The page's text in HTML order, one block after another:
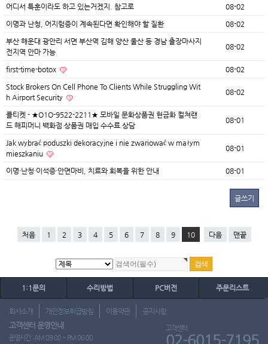
어디서 특훈이라도 하고 있는거겠지. 참고로 08-02
이명과 난청, 어지럼증이 계속된다면 확인해야 할 질환 08-02
부산 해운대 광안리 서면 부산역 김해 양산 울산 등 경남 출장마사지
전지역 안마 가능
08-02
first-time-botox 08-02
Stock Brokers On Cell Phone To Clients While Struggling Wit
h Airport Security
08-02
콜티켓 - ★O1O-9522-2211★ 모바일 문화상품권 현금화 컬쳐랜
드 해피머니 백화점 상품권 매입 수수료 상담
08-01
Jak wybrać poduszki dekoracyjne i nie zwariować w małym
mieszkaniu
08-01
이명·난청·이석증·안면마비, 치료와 회복을 위한 안내 08-01
글쓰기
처음 1 2 3 4 5 6 7 8 9 10 다음 맨끝
1:1문의 수리방법 PC버전 주문리스트
회사소개 개인정보취급방침 이용약관 공지사항
고객센터 운영안내
운영시간 : AM 09:00 ~ PM 06:00
고객센터
02-6015-7195